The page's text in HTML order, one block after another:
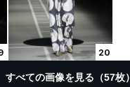
20
すべての画像を見る（57枚）